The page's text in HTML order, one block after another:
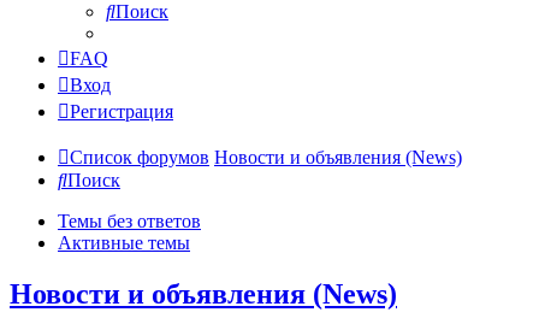
Поиск
FAQ
Вход
Регистрация
Список форумов Новости и объявления (News)
Поиск
Темы без ответов
Активные темы
Новости и объявления (News)